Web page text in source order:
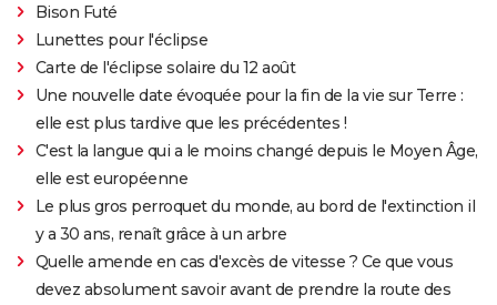
Bison Futé
Lunettes pour l'éclipse
Carte de l'éclipse solaire du 12 août
Une nouvelle date évoquée pour la fin de la vie sur Terre :
elle est plus tardive que les précédentes !
C'est la langue qui a le moins changé depuis le Moyen Âge,
elle est européenne
Le plus gros perroquet du monde, au bord de l'extinction il
y a 30 ans, renaît grâce à un arbre
Quelle amende en cas d'excès de vitesse ? Ce que vous
devez absolument savoir avant de prendre la route des